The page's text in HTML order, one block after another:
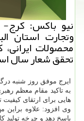
نیو باكس:
وتجارت استان
محصولات
تحقق شعار سال
ایرج موفق روز شنبه
به تاكید مقام معظم
هایی برای ارتقای كیفیت
وی افزود: علاوه براین
پاسخ دهد و چرخه تولید